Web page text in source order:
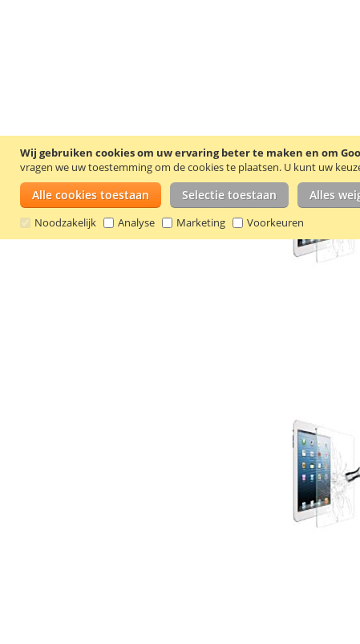
Wij gebruiken cookies om uw ervaring beter te maken en om
vragen we uw toestemming om de cookies te plaatsen. U kunt uw
Alle cookies toestaan Selectie toestaan Alles
Noodzakelijk Analyse Marketing Voorkeuren